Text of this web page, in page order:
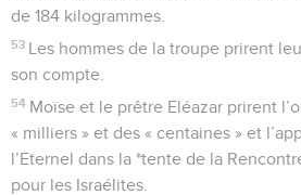
de 184 kilogrammes.
53 Les hommes de la troupe prirent
son compte.
54 Moïse et le prêtre Eléazar prirent
« milliers » et des « centaines » et
l’Eternel dans la *tente de la
pour les Israélites.